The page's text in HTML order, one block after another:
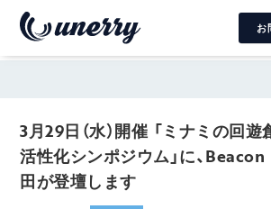
お
3月29日（水）開催 「ミナミの回
活性化シンポジウム」に、
田が登壇します